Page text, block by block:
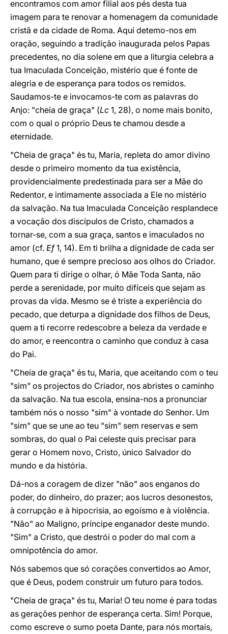
encontramos com amor filial aos pés desta tua
imagem para te renovar a homenagem da comunidade
cristã e da cidade de Roma. Aqui detemo-nos em
oração, seguindo a tradição inaugurada pelos Papas
precedentes, no dia solene em que a liturgia celebra a
tua Imaculada Conceição, mistério que é fonte de
alegria e de esperança para todos os remidos.
Saudamos-te e invocamos-te com as palavras do
Anjo: "cheia de graça" (Lc 1, 28), o nome mais bonito,
com o qual o próprio Deus te chamou desde a
eternidade.
"Cheia de graça" és tu, Maria, repleta do amor divino
desde o primeiro momento da tua existência,
providencialmente predestinada para ser a Mãe do
Redentor, e intimamente associada a Ele no mistério
da salvação. Na tua Imaculada Conceição resplandece
a vocação dos discípulos de Cristo, chamados a
tornar-se, com a sua graça, santos e imaculados no
amor (cf. Ef1, 14). Em ti brilha a dignidade de cada ser
humano, que é sempre precioso aos olhos do Criador.
Quem para ti dirige o olhar, ó Mãe Toda Santa, não
perde a serenidade, por muito difíceis que sejam as
provas da vida. Mesmo se é triste a experiência do
pecado, que deturpa a dignidade dos filhos de Deus,
quem a ti recorre redescobre a beleza da verdade e
do amor, e reencontra o caminho que conduz à casa
do Pai.
"Cheia de graça" és tu, Maria, que aceitando com o teu
"sim" os projectos do Criador, nos abristes o caminho
da salvação. Na tua escola, ensina-nos a pronunciar
também nós o nosso "sim" à vontade do Senhor. Um
"sim" que se une ao teu "sim" sem reservas e sem
sombras, do qual o Pai celeste quis precisar para
gerar o Homem novo, Cristo, único Salvador do
mundo e da história.
Dá-nos a coragem de dizer "não" aos enganos do
poder, do dinheiro, do prazer; aos lucros desonestos,
à corrupção e à hipocrisia, ao egoísmo e à violência.
"Não" ao Maligno, príncipe enganador deste mundo.
"Sim" a Cristo, que destrói o poder do mal com a
omnipotência do amor.
Nós sabemos que só corações convertidos ao Amor,
que é Deus, podem construir um futuro para todos.
"Cheia de graça" és tu, Maria! O teu nome é para todas
as gerações penhor de esperança certa. Sim! Porque,
como escreve o sumo poeta Dante, para nós mortais,